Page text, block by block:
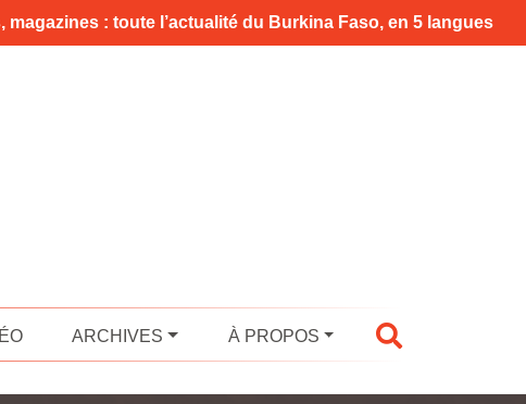
magazines : toute l’actualité du Burkina Faso, en 5 langues
ARCHIVES À PROPOS